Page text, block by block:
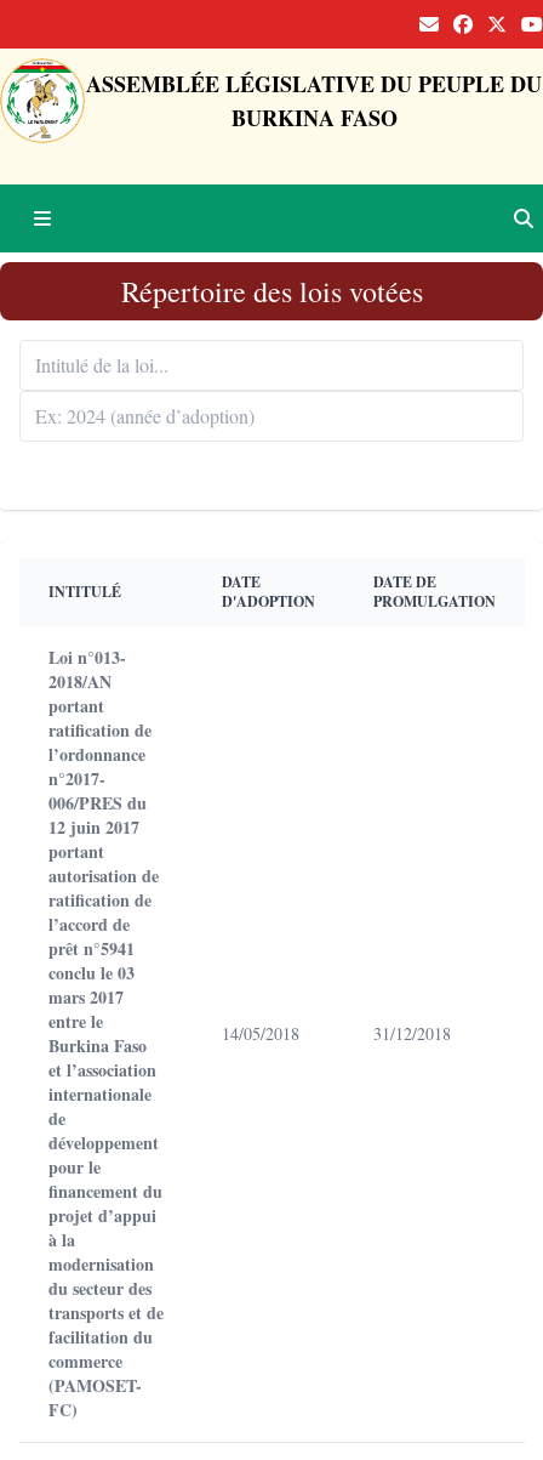
ASSEMBLÉE LÉGISLATIVE DU PEUPLE DU
BURKINA FASO
Répertoire des lois votées
INTITULÉ
DATE
D'ADOPTION
DATE DE
PROMULGATION
Loi n°013-
2018/AN
portant
ratification de
l’ordonnance
n°2017-
006/PRES du
12 juin 2017
portant
autorisation de
ratification de
l’accord de
prêt n°5941
conclu le 03
mars 2017
entre le
Burkina Faso
et l’association
internationale
de
développement
pour le
financement du
projet d’appui
à la
modernisation
du secteur des
transports et de
facilitation du
commerce
(PAMOSET-
FC)
14/05/2018 31/12/2018